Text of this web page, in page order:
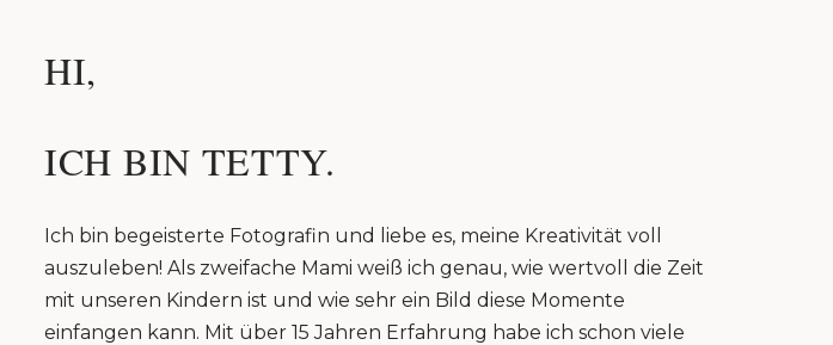
HI,
ICH BIN TETTY.
Ich bin begeisterte Fotografin und liebe es, meine Kreativität voll
auszuleben! Als zweifache Mami weiß ich genau, wie wertvoll die Zeit
mit unseren Kindern ist und wie sehr ein Bild diese Momente
einfangen kann. Mit über 15 Jahren Erfahrung habe ich schon viele